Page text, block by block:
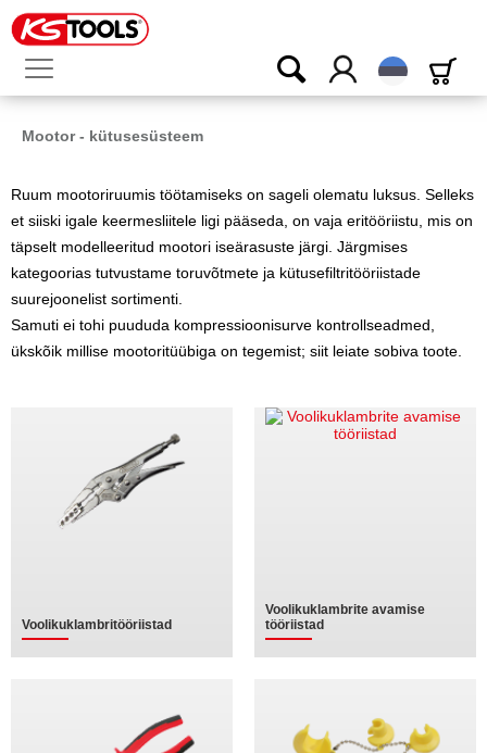
Eesti
Mootor - kütusesüsteem
Ruum mootoriruumis töötamiseks on sageli olematu luksus. Selleks
et siiski igale keermesliitele ligi pääseda, on vaja eritööriistu, mis on
täpselt modelleeritud mootori iseärasuste järgi. Järgmises
kategoorias tutvustame toruvõtmete ja kütusefiltritööriistade
suurejoonelist sortimenti.
Samuti ei tohi puududa kompressioonisurve kontrollseadmed,
ükskõik millise mootoritüübiga on tegemist; siit leiate sobiva toote.
Voolikuklambritööriistad
Voolikuklambrite avamise
tööriistad